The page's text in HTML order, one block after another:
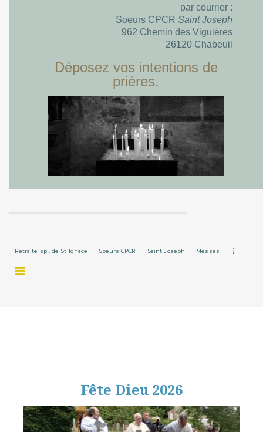
par courrier :
Soeurs CPCRSaint Joseph
962 Chemin des Viguières
26120 Chabeuil
Déposez vos intentions de
prières.
Retraite spi. de St Ignace Soeurs CPCR Saint Joseph Messes
Fête Dieu 2026